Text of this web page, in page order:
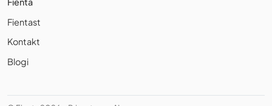
Fientast
Kontakt
Blogi